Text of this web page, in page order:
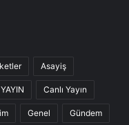
Asayiş
Canlı Yayın
Genel Gündem